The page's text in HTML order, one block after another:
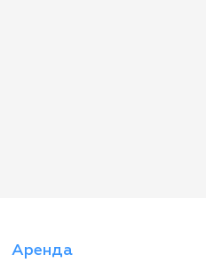
Аренда